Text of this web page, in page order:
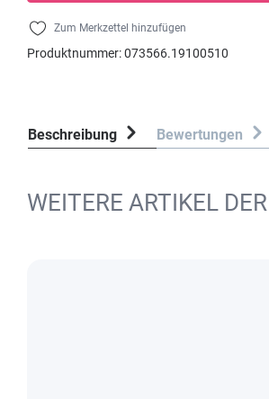
Zum Merkzettel hinzufügen
Produktnummer:073566.19100510
Beschreibung Bewertungen
WEITERE ARTIKEL